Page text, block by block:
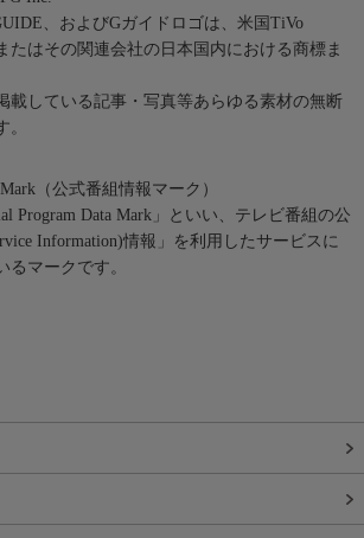
、およびGガイドロゴは、米国TiVo
たはその関連会社の日本国内における商標ま
載している記事・写真等あらゆる素材の無断
（公式番組情報マーク）
Program Data Mark」といい、テレビ番組の公
Information)情報」を利用したサービスに
るマークです。